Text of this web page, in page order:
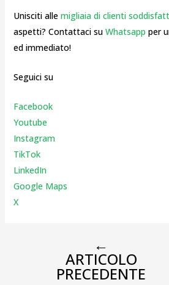
Unisciti alle migliaia di clienti
aspetti? Contattaci su Whatsapp per
ed immediato!
Seguici su
Facebook
Youtube
Instagram
TikTok
LinkedIn
Google Maps
X
←
ARTICOLO
PRECEDENTE